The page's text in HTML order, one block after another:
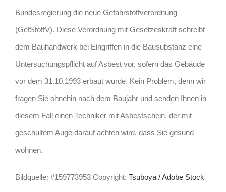
Bundesregierung die neue Gefahrstoffverordnung
(GefStoffV). Diese Verordnung mit Gesetzeskraft schreibt
dem Bauhandwerk bei Eingriffen in die Bausubstanz eine
Untersuchungspflicht auf Asbest vor, sofern das Gebäude
vor dem 31.10.1993 erbaut wurde. Kein Problem, denn wir
fragen Sie ohnehin nach dem Baujahr und senden Ihnen in
diesem Fall einen Techniker mit Asbestschein, der mit
geschultem Auge darauf achten wird, dass Sie gesund
wohnen.
Bildquelle: #159773953 Copyright: Tsuboya / Adobe Stock